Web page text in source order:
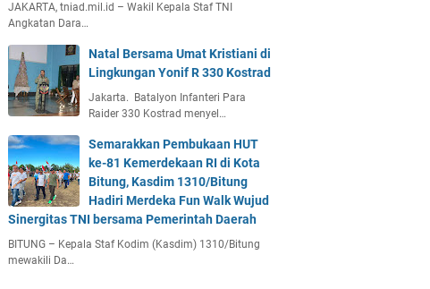
JAKARTA, tniad.mil.id – Wakil Kepala Staf TNI
Angkatan Dara…
Natal Bersama Umat Kristiani di
Lingkungan Yonif R 330 Kostrad
Jakarta. Batalyon Infanteri Para
Raider 330 Kostrad menyel…
Semarakkan Pembukaan HUT
ke-81 Kemerdekaan RI di Kota
Bitung, Kasdim 1310/Bitung
Hadiri Merdeka Fun Walk Wujud
Sinergitas TNI bersama Pemerintah Daerah
BITUNG – Kepala Staf Kodim (Kasdim) 1310/Bitung
mewakili Da…